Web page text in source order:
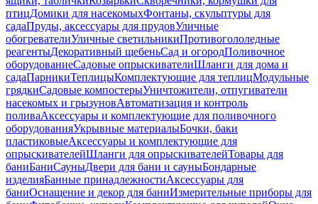
птицДомики для насекомыхФонтаны, скульптуры для
садаПруды, аксессуары для прудовУличные
обогревателиУличные светильникиПротивогололедные
реагентыДекоративный щебеньСад и огородПоливочное
оборудованиеСадовые опрыскивателиШланги для дома и
садаПарникиТеплицыКомплектующие для теплицМодульные
грядкиСадовые компостерыУничтожители, отпугиватели
насекомых и грызуновАвтоматизация и контроль
поливаАксессуары и комплектующие для поливочного
оборудованияУкрывные материалыБочки, баки
пластиковыеАксессуары и комплектующие для
опрыскивателейШланги для опрыскивателейТовары для
баниБаниСауныДвери для бани и сауныБондарные
изделияБанные принадлежностиАксессуары для
баниОснащение и декор для баниИзмерительные приборы для